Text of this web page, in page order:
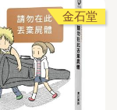
金石堂